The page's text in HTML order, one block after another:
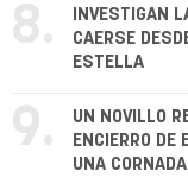
8.
INVESTIGAN
CAERSE
ESTELLA
9.
UN NOVILLO
ENCIERRO
UNA CORNADA